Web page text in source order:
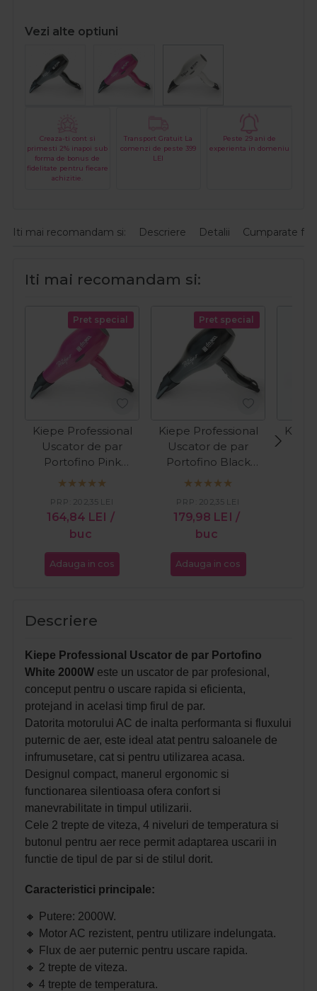
Vezi alte optiuni
Creaza-ti cont si
primesti 2% inapoi sub
forma de bonus de
fidelitate pentru fiecare
achizitie.
Transport Gratuit La
comenzi de peste 399
LEI
Peste 29 ani de
experienta in domeniu
Iti mai recomandam si: Descriere Detalii Cumparate
Iti mai recomandam si:
Pret special
Kiepe Professional
Uscator de par
Portofino Pink
2000W
164,84 LEI /
buc
PRP: 202,35 LEI
Adauga in cos
Pret special
Kiepe Professional
Uscator de par
Portofino Black
2000W
179,98 LEI /
buc
PRP: 202,35 LEI
Adauga in cos
Descriere
Kiepe Professional Uscator de par Portofino
White 2000W este un uscator de par profesional,
conceput pentru o uscare rapida si eficienta,
protejand in acelasi timp firul de par.
Datorita motorului AC de inalta performanta si fluxului
puternic de aer, este ideal atat pentru saloanele de
infrumusetare, cat si pentru utilizarea acasa.
Designul compact, manerul ergonomic si
functionarea silentioasa ofera confort si
manevrabilitate in timpul utilizarii.
Cele 2 trepte de viteza, 4 niveluri de temperatura si
butonul pentru aer rece permit adaptarea uscarii in
functie de tipul de par si de stilul dorit.
Caracteristici principale:
🔸
Putere: 2000W.
🔸
Motor AC rezistent, pentru utilizare indelungata.
🔸
Flux de aer puternic pentru uscare rapida.
🔸 2 trepte de viteza.
🔸 4 trepte de temperatura.